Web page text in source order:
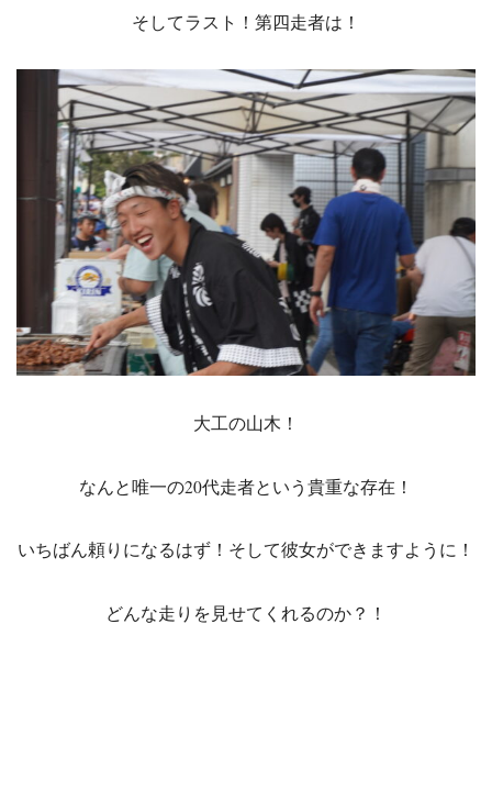
そしてラスト！第四走者は！
大工の山木！
なんと唯一の20代走者という貴重な存在！
いちばん頼りになるはず！そして彼女ができますように！
どんな走りを見せてくれるのか？！